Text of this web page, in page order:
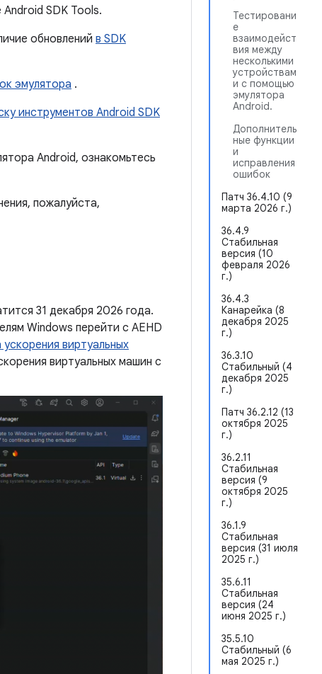
Тестировани
е
взаимодейст
вия между
несколькими
устройствам
и с помощью
эмулятора
Android.
Дополнитель
ные функции
и
исправления
ошибок
Патч 36.4.10 (9
марта 2026 г.)
36.4.9
Стабильная
версия (10
февраля 2026
г.)
36.4.3
Канарейка (8
декабря 2025
г.)
36.3.10
Стабильный (4
декабря 2025
г.)
Патч 36.2.12 (13
октября 2025
г.)
36.2.11
Стабильная
версия (9
октября 2025
г.)
36.1.9
Стабильная
версия (31 июля
2025 г.)
35.6.11
Стабильная
версия (24
июня 2025 г.)
35.5.10
Стабильный (6
мая 2025 г.)
SDK Tools.
обновлений в SDK
эмулятора .
инструментов Android SDK
Android, ознакомьтесь
пожалуйста,
31 декабря 2026 года.
Windows перейти с AEHD
виртуальных
виртуальных машин с